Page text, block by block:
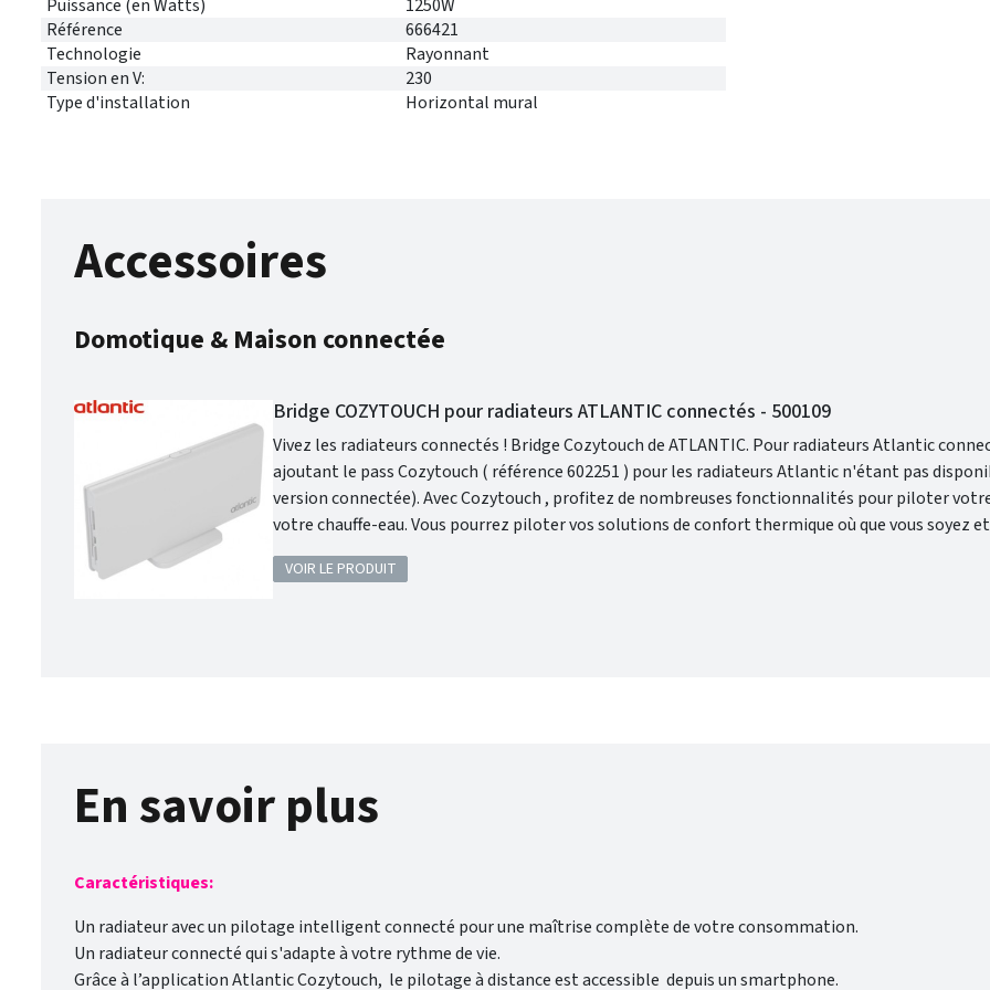
Puissance (en Watts)
1250W
Référence
666421
Technologie
Rayonnant
Tension en V:
230
Type d'installation
Horizontal mural
Accessoires
Domotique & Maison connectée
Bridge COZYTOUCH pour radiateurs ATLANTIC connectés - 500109
Vivez les radiateurs connectés ! Bridge Cozytouch de ATLANTIC. Pour radiateurs Atlantic connectés (ou en
ajoutant le pass Cozytouch ( référence 602251 ) pour les radiateurs Atlantic n'étant pas
version connectée). Avec Cozytouch , profitez de nombreuses fonctionnalités pour piloter votre chauffage et
votre chauffe-eau. Vous pourrez piloter vos solutions de confort thermique où que vous soyez et quand vous le
voulez. Vous pourrez gérer facilement vos absences. Vous pourrez visualiser vos consommations et vos
VOIR LE PRODUIT
En savoir plus
Caractéristiques:
Un radiateur avec un pilotage intelligent connecté pour une maîtrise complète de votre consommation.
Un radiateur connecté qui s'adapte à votre rythme de vie.
Grâce à l’application Atlantic Cozytouch, le pilotage à distance est accessible depuis un smartphone.